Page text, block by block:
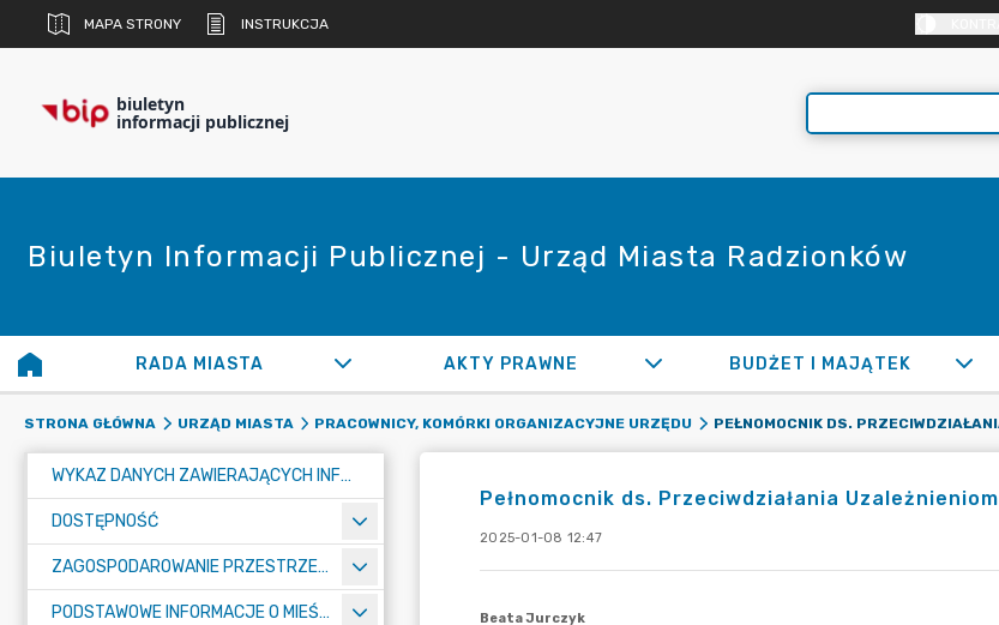
MAPA STRONY INSTRUKCJA
biuletyn
informacji publicznej
Biuletyn Informacji Publicznej - Urząd Miasta Radzionków
RADA MIASTA AKTY PRAWNE BUDŻET I MAJĄTEK
STRONA GŁÓWNA URZĄD MIASTA PRACOWNICY, KOMÓRKI ORGANIZACYJNE URZĘDU
WYKAZ DANYCH ZAWIERAJĄCYCH INFORMACJE O ŚRODOWISKU I JEGO OCHRONIE
DOSTĘPNOŚĆ
ZAGOSPODAROWANIE PRZESTRZENNE
PODSTAWOWE INFORMACJE O MIEŚCIE
Pełnomocnik ds. Przeciwdziałania Uzależnieniom
2025-01-08 12:47